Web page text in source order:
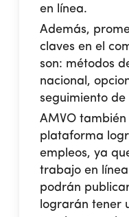
en línea.
Además,
claves en el
son: métodos
nacional,
seguimiento
AMVO
plataforma
empleos, ya
trabajo en
podrán
lograrán tener